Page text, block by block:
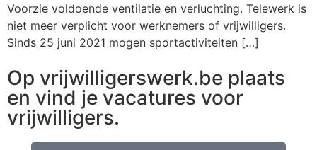
Voorzie voldoende ventilatie en verluchting. Telewerk is
niet meer verplicht voor werknemers of vrijwilligers.
Sinds 25 juni 2021 mogen sportactiviteiten […]
Op vrijwilligerswerk.be plaats
en vind je vacatures voor
vrijwilligers.